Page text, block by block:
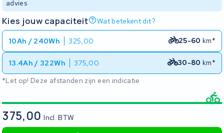
advies
Kies jouw capaciteit Wat betekent dit?
10Ah / 240Wh 325,00 25-60 km*
13.4Ah / 322Wh 375,00 30-80 km*
*Let op! Deze afstanden zijn een indicatie
375,00Incl. BTW